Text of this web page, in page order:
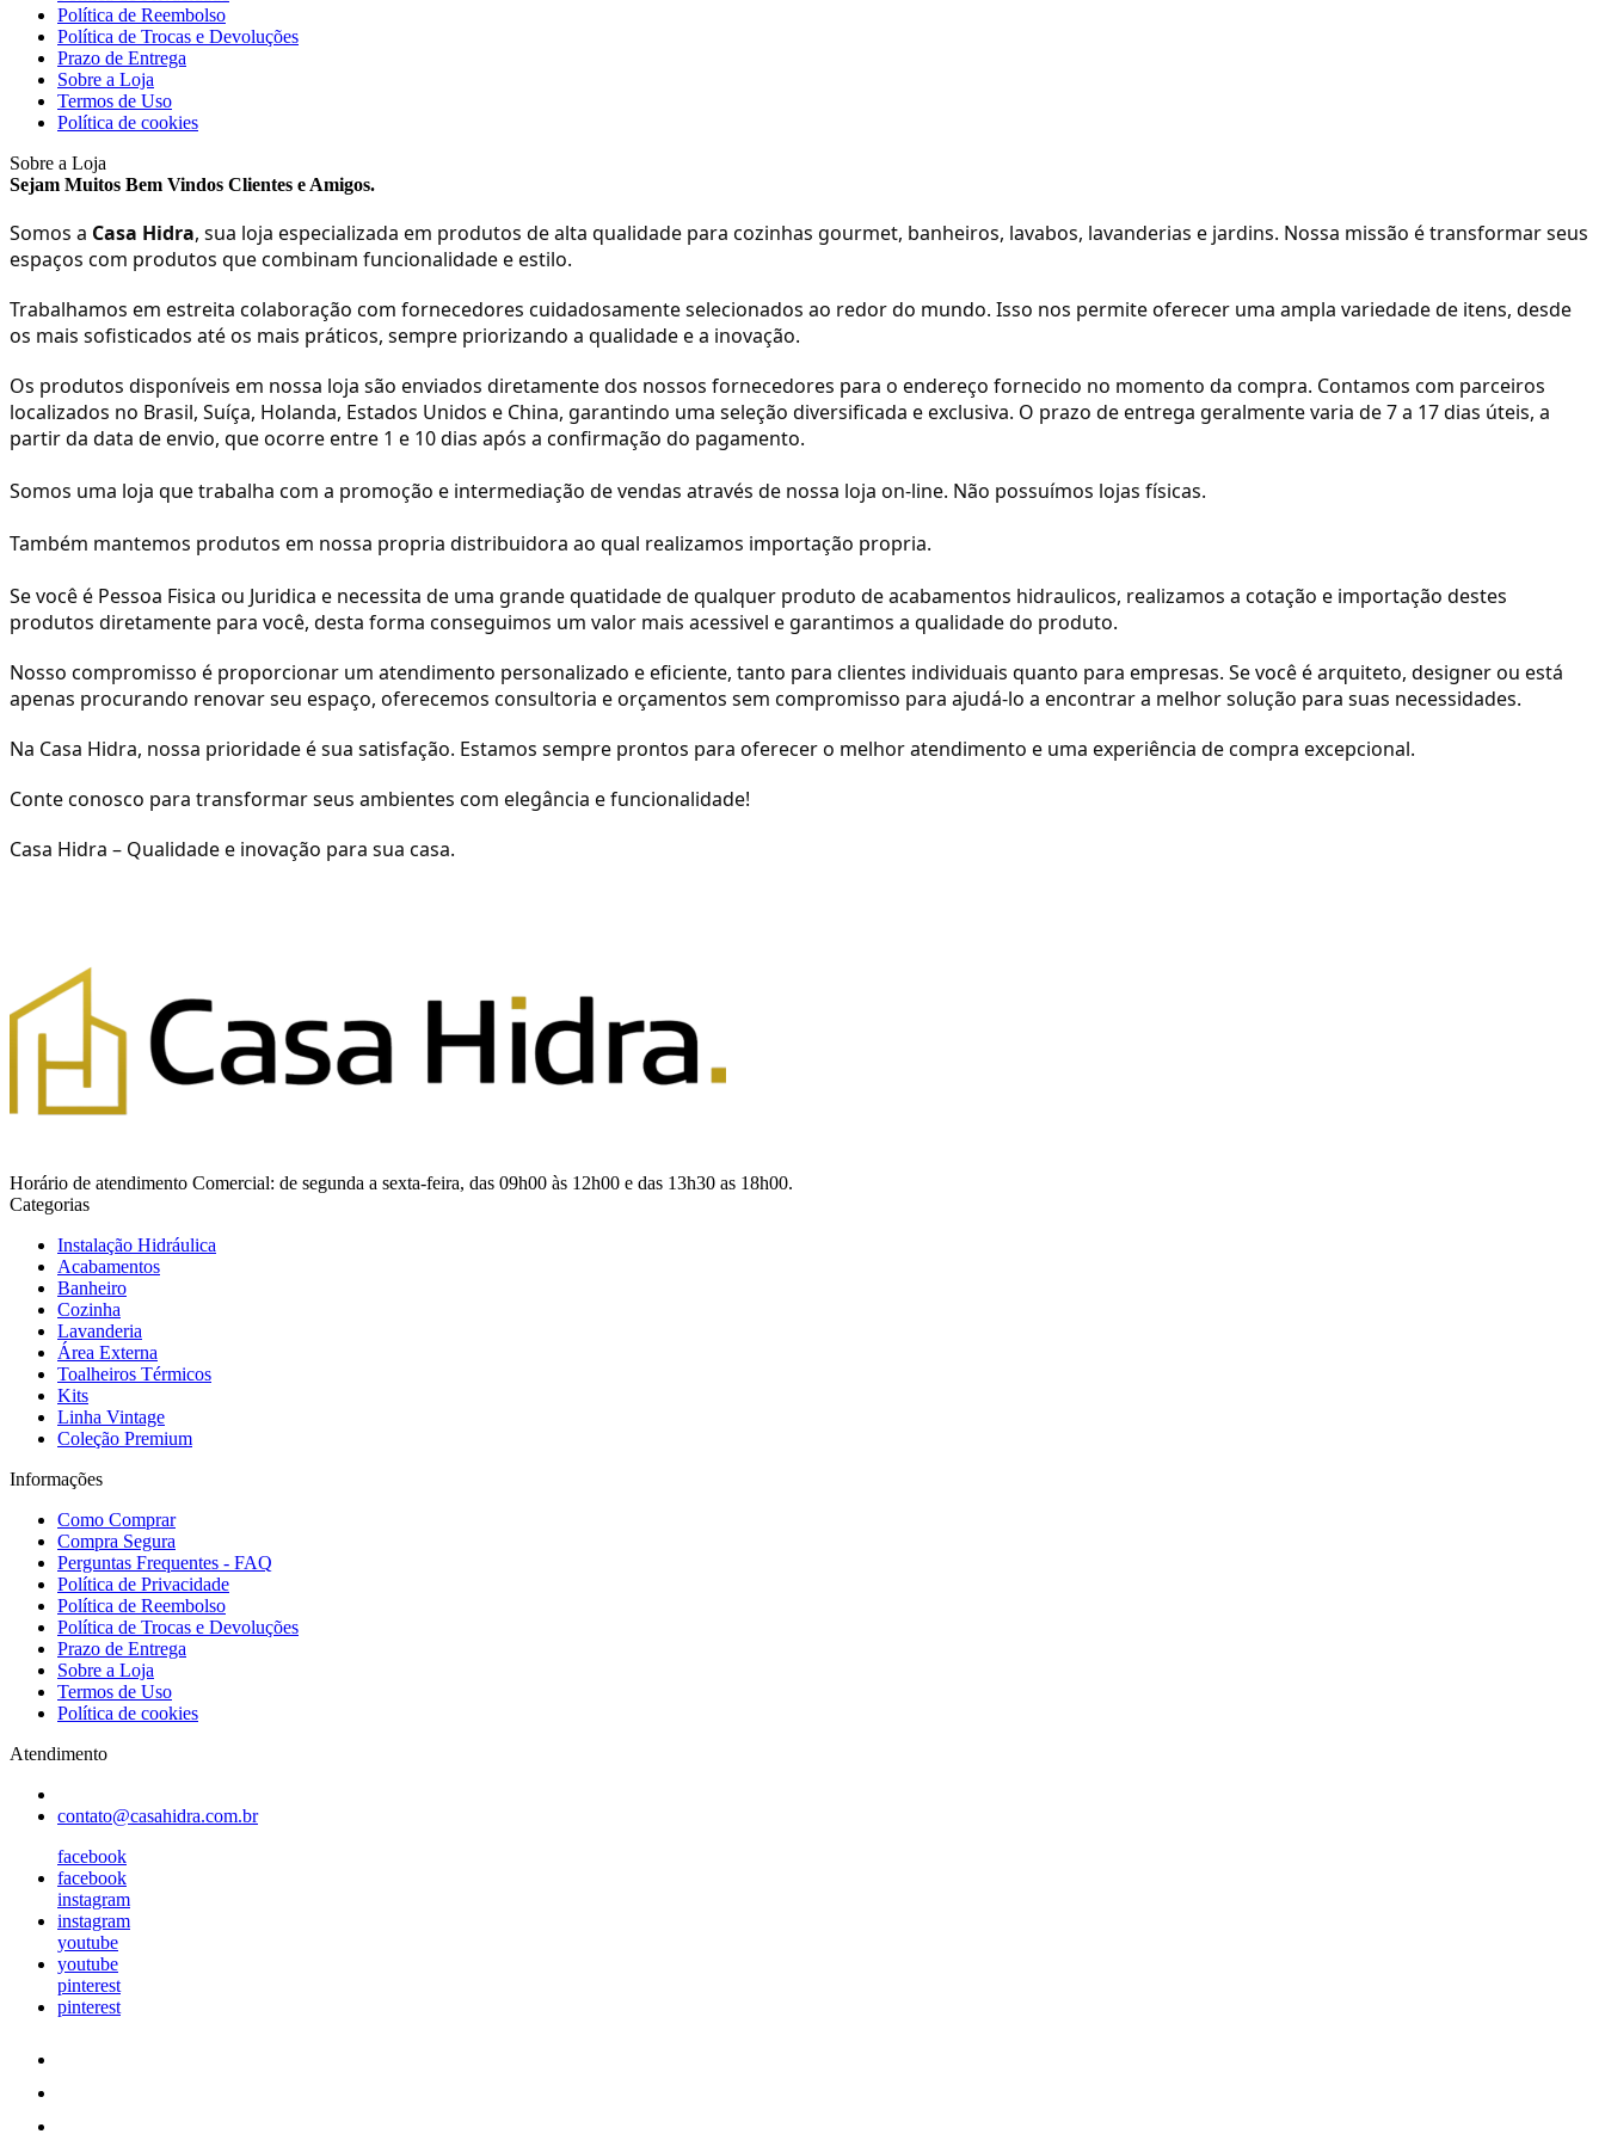
Política de Reembolso
Política de Trocas e Devoluções
Prazo de Entrega
Sobre a Loja
Termos de Uso
Política de cookies
Sobre a Loja
Sejam Muitos Bem Vindos Clientes e Amigos.
Somos a Casa Hidra, sua loja especializada em produtos de alta qualidade para cozinhas gourmet, banheiros, lavabos, lavanderias e jardins. Nossa missão é transformar seus
espaços com produtos que combinam funcionalidade e estilo.
Trabalhamos em estreita colaboração com fornecedores cuidadosamente selecionados ao redor do mundo. Isso nos permite oferecer uma ampla variedade de itens, desde
os mais sofisticados até os mais práticos, sempre priorizando a qualidade e a inovação.
Os produtos disponíveis em nossa loja são enviados diretamente dos nossos fornecedores para o endereço fornecido no momento da compra. Contamos com parceiros
localizados no Brasil, Suíça, Holanda, Estados Unidos e China, garantindo uma seleção diversificada e exclusiva. O prazo de entrega geralmente varia de 7 a 17 dias úteis, a
partir da data de envio, que ocorre entre 1 e 10 dias após a confirmação do pagamento.
Somos uma loja que trabalha com a promoção e intermediação de vendas através de nossa loja on-line. Não possuímos lojas físicas.
Também mantemos produtos em nossa propria distribuidora ao qual realizamos importação propria.
Se você é Pessoa Fisica ou Juridica e necessita de uma grande quatidade de qualquer produto de acabamentos hidraulicos, realizamos a cotação e importação destes
produtos diretamente para você, desta forma conseguimos um valor mais acessivel e garantimos a qualidade do produto.
Nosso compromisso é proporcionar um atendimento personalizado e eficiente, tanto para clientes individuais quanto para empresas. Se você é arquiteto, designer ou está
apenas procurando renovar seu espaço, oferecemos consultoria e orçamentos sem compromisso para ajudá-lo a encontrar a melhor solução para suas necessidades.
Na Casa Hidra, nossa prioridade é sua satisfação. Estamos sempre prontos para oferecer o melhor atendimento e uma experiência de compra excepcional.
Conte conosco para transformar seus ambientes com elegância e funcionalidade!
Casa Hidra – Qualidade e inovação para sua casa.
Horário de atendimento Comercial: de segunda a sexta-feira, das 09h00 às 12h00 e das 13h30 as 18h00.
Categorias
Instalação Hidráulica
Acabamentos
Banheiro
Cozinha
Lavanderia
Área Externa
Toalheiros Térmicos
Kits
Linha Vintage
Coleção Premium
Informações
Como Comprar
Compra Segura
Perguntas Frequentes - FAQ
Política de Privacidade
Política de Reembolso
Política de Trocas e Devoluções
Prazo de Entrega
Sobre a Loja
Termos de Uso
Política de cookies
Atendimento
contato@casahidra.com.br
facebook
facebook
instagram
instagram
youtube
youtube
pinterest
pinterest